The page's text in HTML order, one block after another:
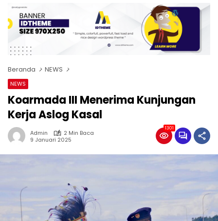
Beranda NEWS
NEWS
Koarmada III Menerima Kunjungan
Kerja Aslog Kasal
Admin
2 Min Baca
9 Januari 2025
1301